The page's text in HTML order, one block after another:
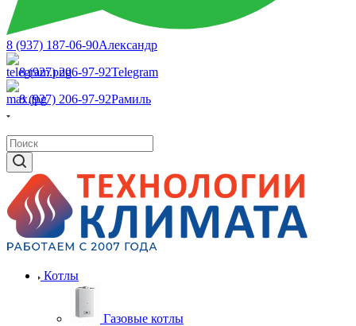
8 (937) 187-06-90Александр
8 (927) 206-97-92Telegram
8 (927) 206-97-92Рамиль
Котлы
Газовые котлы